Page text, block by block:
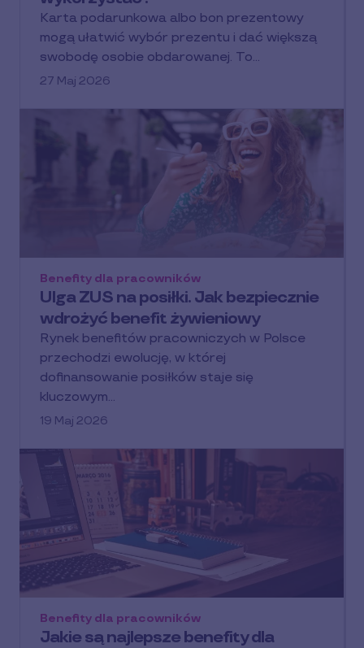
Karta podarunkowa albo bon prezentowy
mogą ułatwić wybór prezentu i dać większą
swobodę osobie obdarowanej. To…
27 Maj 2026
Ulga ZUS na posiłki. Jak bezpiecznie
wdrożyć benefit żywieniowy
Benefity dla pracowników
Rynek benefitów pracowniczych w Polsce
przechodzi ewolucję, w której
dofinansowanie posiłków staje się
kluczowym…
19 Maj 2026
Jakie są najlepsze benefity dla
Benefity dla pracowników